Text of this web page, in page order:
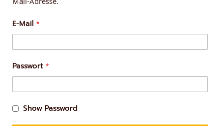
E-Mail
Passwort
Show Password